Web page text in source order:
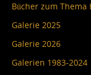
Bücher zum Thema
Galerie 2025
Galerie 2026
Galerien 1983-2024